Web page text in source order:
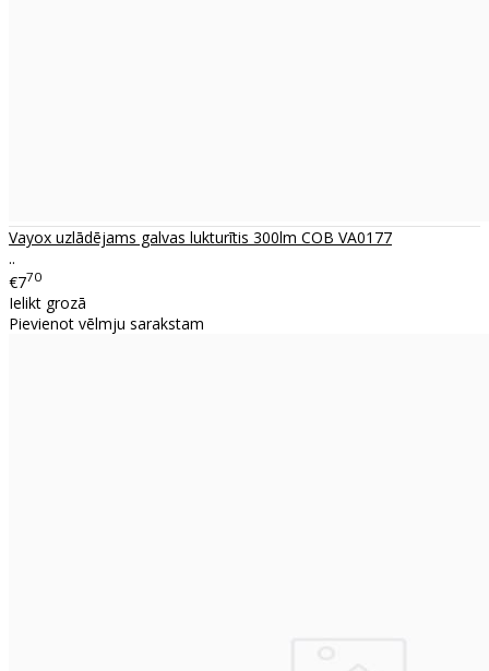
Vayox uzlādējams galvas lukturītis 300lm COB VA0177
..
€770
Ielikt grozā
Pievienot vēlmju sarakstam